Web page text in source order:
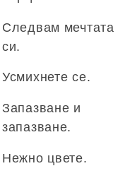
Следвам мечтата
си.
Усмихнете се.
Запазване и
запазване.
Нежно цвете.